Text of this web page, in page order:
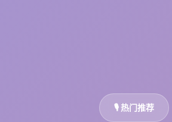
🎙️ 热门推荐